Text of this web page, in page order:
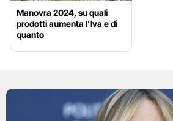
Manovra 2024, su quali
prodotti aumenta l’Iva e di
quanto